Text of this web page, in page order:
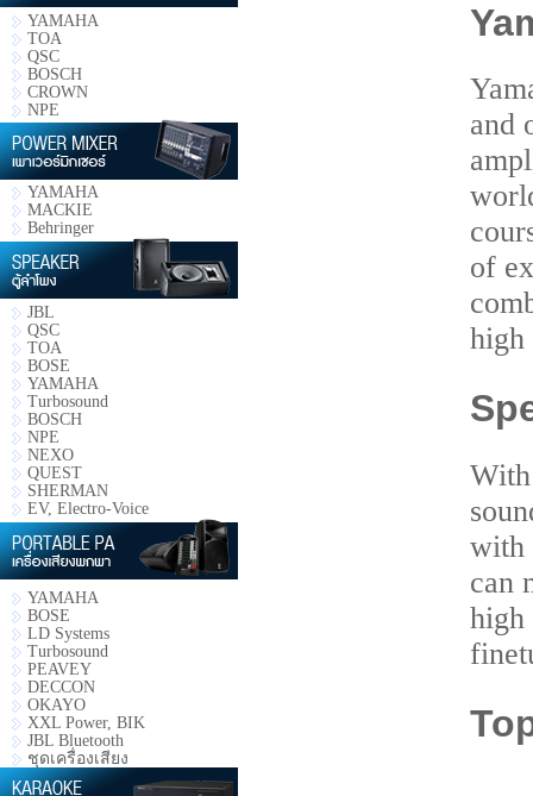
YAMAHA
TOA
QSC
BOSCH
CROWN
NPE
YAMAHA
MACKIE
Behringer
JBL
QSC
TOA
BOSE
YAMAHA
Turbosound
BOSCH
NPE
NEXO
QUEST
SHERMAN
EV, Electro-Voice
YAMAHA
BOSE
LD Systems
Turbosound
PEAVEY
DECCON
OKAYO
XXL Power, BIK
JBL Bluetooth
ชุดเครื่องเสียง
and
of
high
With
with
can
high